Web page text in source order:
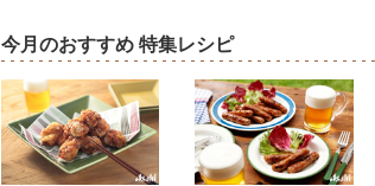
今月のおすすめ 特集レシピ